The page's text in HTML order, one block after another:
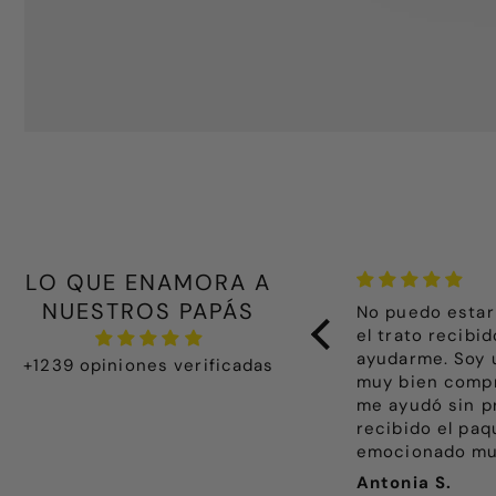
LO QUE ENAMORA A
NUESTROS PAPÁS
+1239 opiniones verificadas
lo que he comprado es
además viene muy muy
presentado. Me ha emocionado
un paquete tan bonito, todo
No puedo
el trato
ayudarme. Soy
muy bien
me ayudó sin
recibido el
emocionado
todo tan
Antonia S.